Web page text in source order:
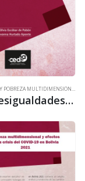
DESIGUALDADES Y POBREZA MULTIDIMENSIONAL
Serie: Desigualdades y pobreza multidimensional. Pobreza multidimensional y efectos de la crisis del COVID-19 en Bolivia 2021